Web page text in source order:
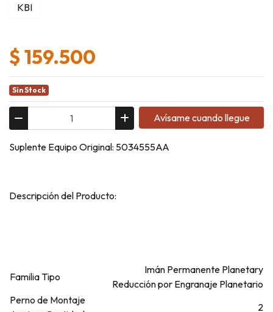
KBI
$ 159.500
Sin Stock
Avísame cuando llegue
Suplente Equipo Original: 5034555AA
Descripción del Producto:
Familia Tipo
Imán Permanente Planetary
Reducción por Engranaje Planetario
Perno de Montaje
2